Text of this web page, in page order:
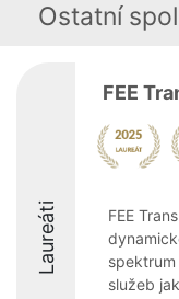
Ostatní
Laureáti
FEE
FEE
služeb